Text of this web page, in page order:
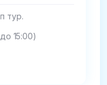
тур.
15:00)